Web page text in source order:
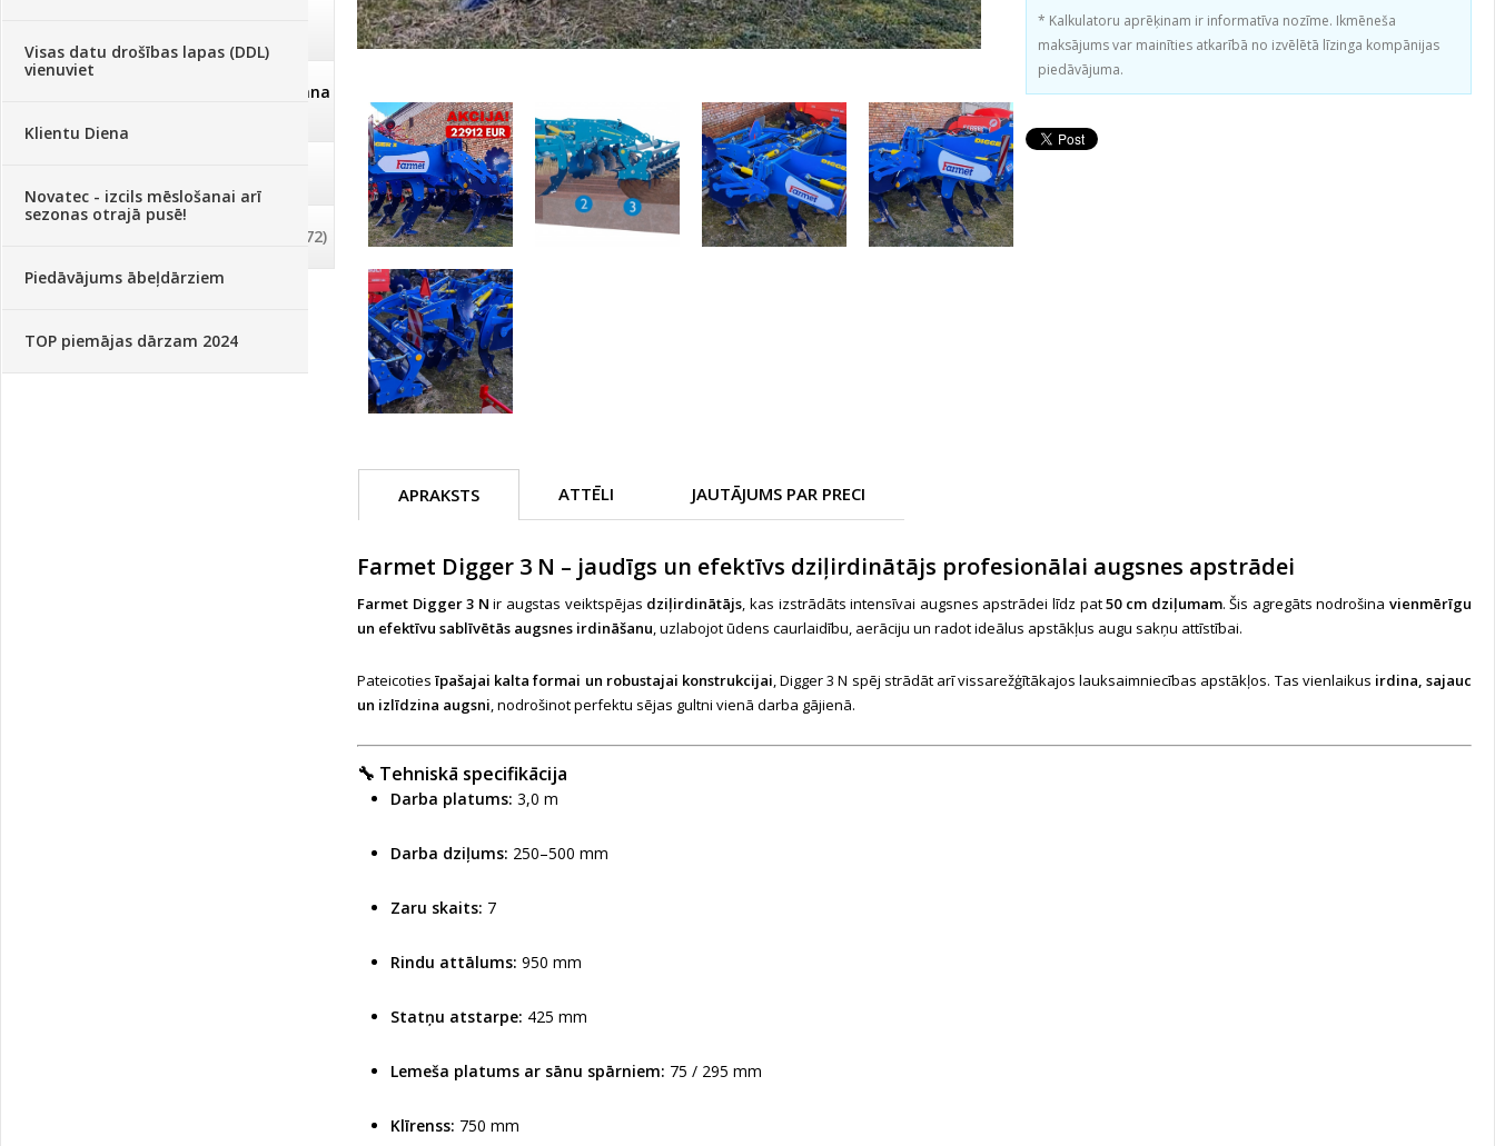
Visas datu drošības lapas (DDL)
vienuviet
Klientu Diena
Novatec - izcils mēslošanai arī
sezonas otrajā pusē!
Piedāvājums ābeļdārziem
TOP piemājas dārzam 2024
Dezinfekcija, tīrīšana, mazgāšana
(72)
* Kalkulatoru aprēķinam ir informatīva nozīme. Ikmēneša
maksājums var mainīties atkarībā no izvēlētā līzinga kompānijas
piedāvājuma.
APRAKSTS ATTĒLI JAUTĀJUMS PAR PRECI
Farmet Digger 3 N – jaudīgs un efektīvs dziļirdinātājs profesionālai augsnes apstrādei
Farmet Digger 3 N ir augstas veiktspējas dziļirdinātājs, kas izstrādāts intensīvai augsnes apstrādei līdz pat50 cm dziļumam. Šis agregāts nodrošinavienmērīgu
un efektīvu sablīvētās augsnes irdināšanu, uzlabojot ūdens caurlaidību, aerāciju un radot ideālus apstākļus augu sakņu attīstībai.
Pateicotiesīpašajai kalta formai un robustajai konstrukcijai, Digger 3 N spēj strādāt arī vissarežģītākajos lauksaimniecības apstākļos. Tas vienlaikus irdina, sajauc
un izlīdzina augsni, nodrošinot perfektu sējas gultni vienā darba gājienā.
🔧 Tehniskā specifikācija
Darba platums: 3,0 m
Darba dziļums: 250–500 mm
Zaru skaits: 7
Rindu attālums: 950 mm
Statņu atstarpe: 425 mm
Lemeša platums ar sānu spārniem: 75 / 295 mm
Klīrenss: 750 mm